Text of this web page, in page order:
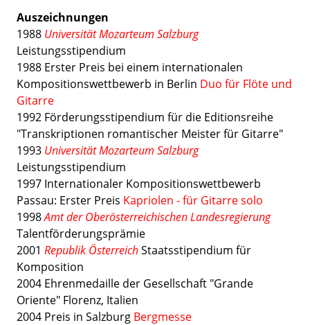
Auszeichnungen
1988 Universität Mozarteum Salzburg
Leistungsstipendium
1988 Erster Preis bei einem internationalen
Kompositionswettbewerb in Berlin Duo für Flöte und
Gitarre
1992 Förderungsstipendium für die Editionsreihe
"Transkriptionen romantischer Meister für Gitarre"
1993 Universität Mozarteum Salzburg
Leistungsstipendium
1997 Internationaler Kompositionswettbewerb
Passau: Erster Preis Kapriolen - für Gitarre solo
1998Amt der Oberösterreichischen Landesregierung
Talentförderungsprämie
2001 Republik ÖsterreichStaatsstipendium für
Komposition
2004 Ehrenmedaille der Gesellschaft "Grande
Oriente" Florenz, Italien
2004 Preis in Salzburg Bergmesse